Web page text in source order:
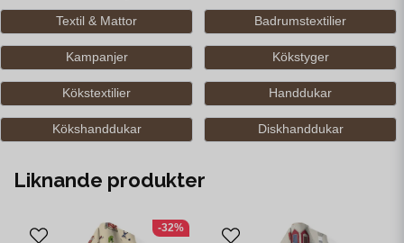
Textil & Mattor Badrumstextilier
Kampanjer Kökstyger
Kökstextilier Handdukar
Kökshanddukar Diskhanddukar
Liknande produkter
-32%